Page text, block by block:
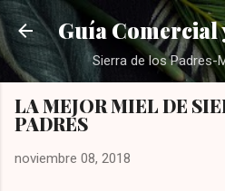
Ir al contenido
Guía Comercial
Sierra de los Padres-
LA MEJOR MIEL DE
PADRES
noviembre 08, 2018